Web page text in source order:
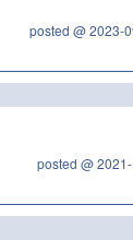
posted @ 2023-
posted @